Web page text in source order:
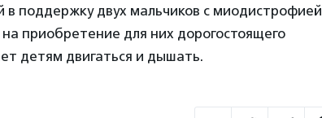
в поддержку двух мальчиков с миодистрофией
приобретение для них дорогостоящего
детям двигаться и дышать.